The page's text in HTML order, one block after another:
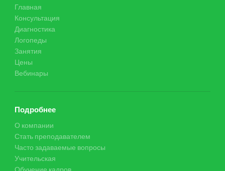
Главная
Консультация
Диагностика
Логопеды
Занятия
Цены
Вебинары
Подробнее
О компании
Стать преподавателем
Часто задаваемые вопросы
Учительская
Обучение кадров